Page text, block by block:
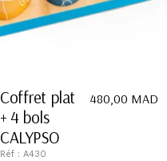
Coffret plat
+ 4 bols
CALYPSO
Réf : A430
480,00 MAD